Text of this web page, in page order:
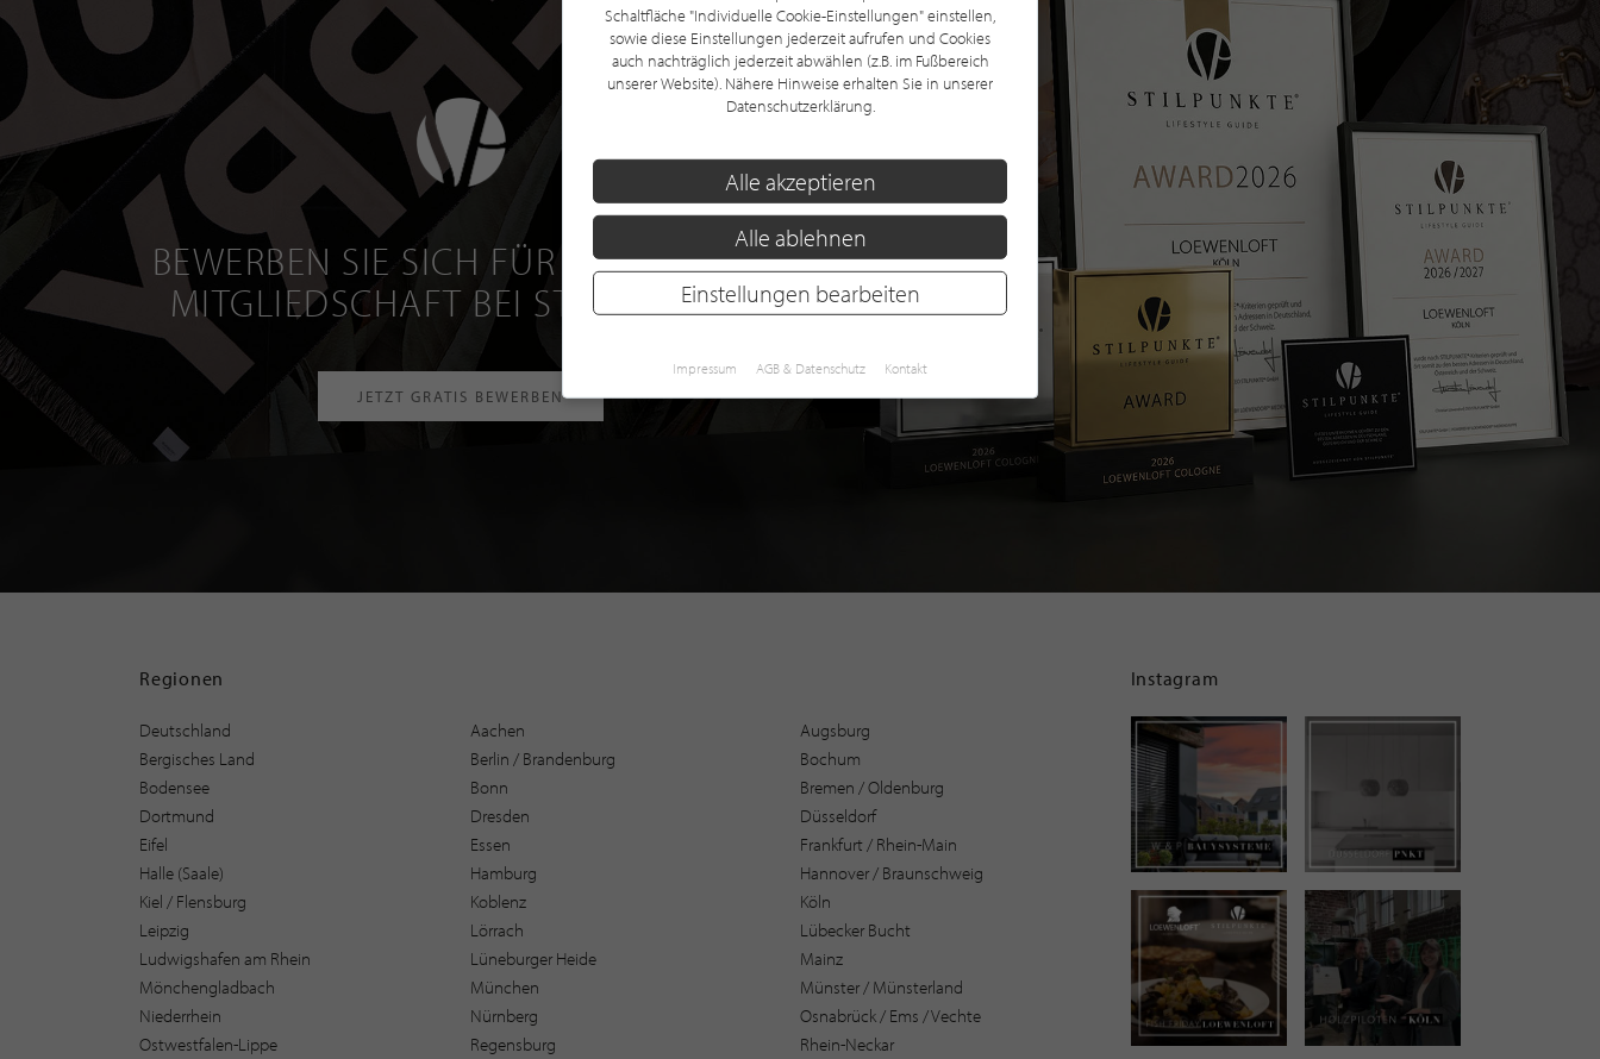
BEWERBEN SIE SICH FÜR EINE GRATIS
MITGLIEDSCHAFT BEI STILPUNKTE®
JETZT GRATIS BEWERBEN
Regionen
Deutschland Aachen
Augsburg
Bergisches Land
Berlin / Brandenburg
Bochum
Bodensee
Bonn
Bremen / Oldenburg
Dortmund
Dresden
Düsseldorf
Eifel
Essen
Frankfurt / Rhein-Main
Halle (Saale)
Hamburg
Hannover / Braunschweig
Kiel / Flensburg
Koblenz
Köln
Leipzig
Lörrach
Lübecker Bucht
Ludwigshafen am Rhein
Lüneburger Heide
Mainz
Mönchengladbach
München
Münster / Münsterland
Niederrhein
Nürnberg
Osnabrück / Ems / Vechte
Ostwestfalen-Lippe
Regensburg
Rhein-Neckar
Instagram
Schaltfläche "Individuelle Cookie-Einstellungen" einstellen,
sowie diese Einstellungen jederzeit aufrufen und Cookies
auch nachträglich jederzeit abwählen (z.B. im Fußbereich
unserer Website). Nähere Hinweise erhalten Sie in unserer
Datenschutzerklärung.
Alle akzeptieren
Alle ablehnen
Einstellungen bearbeiten
Impressum AGB & Datenschutz Kontakt